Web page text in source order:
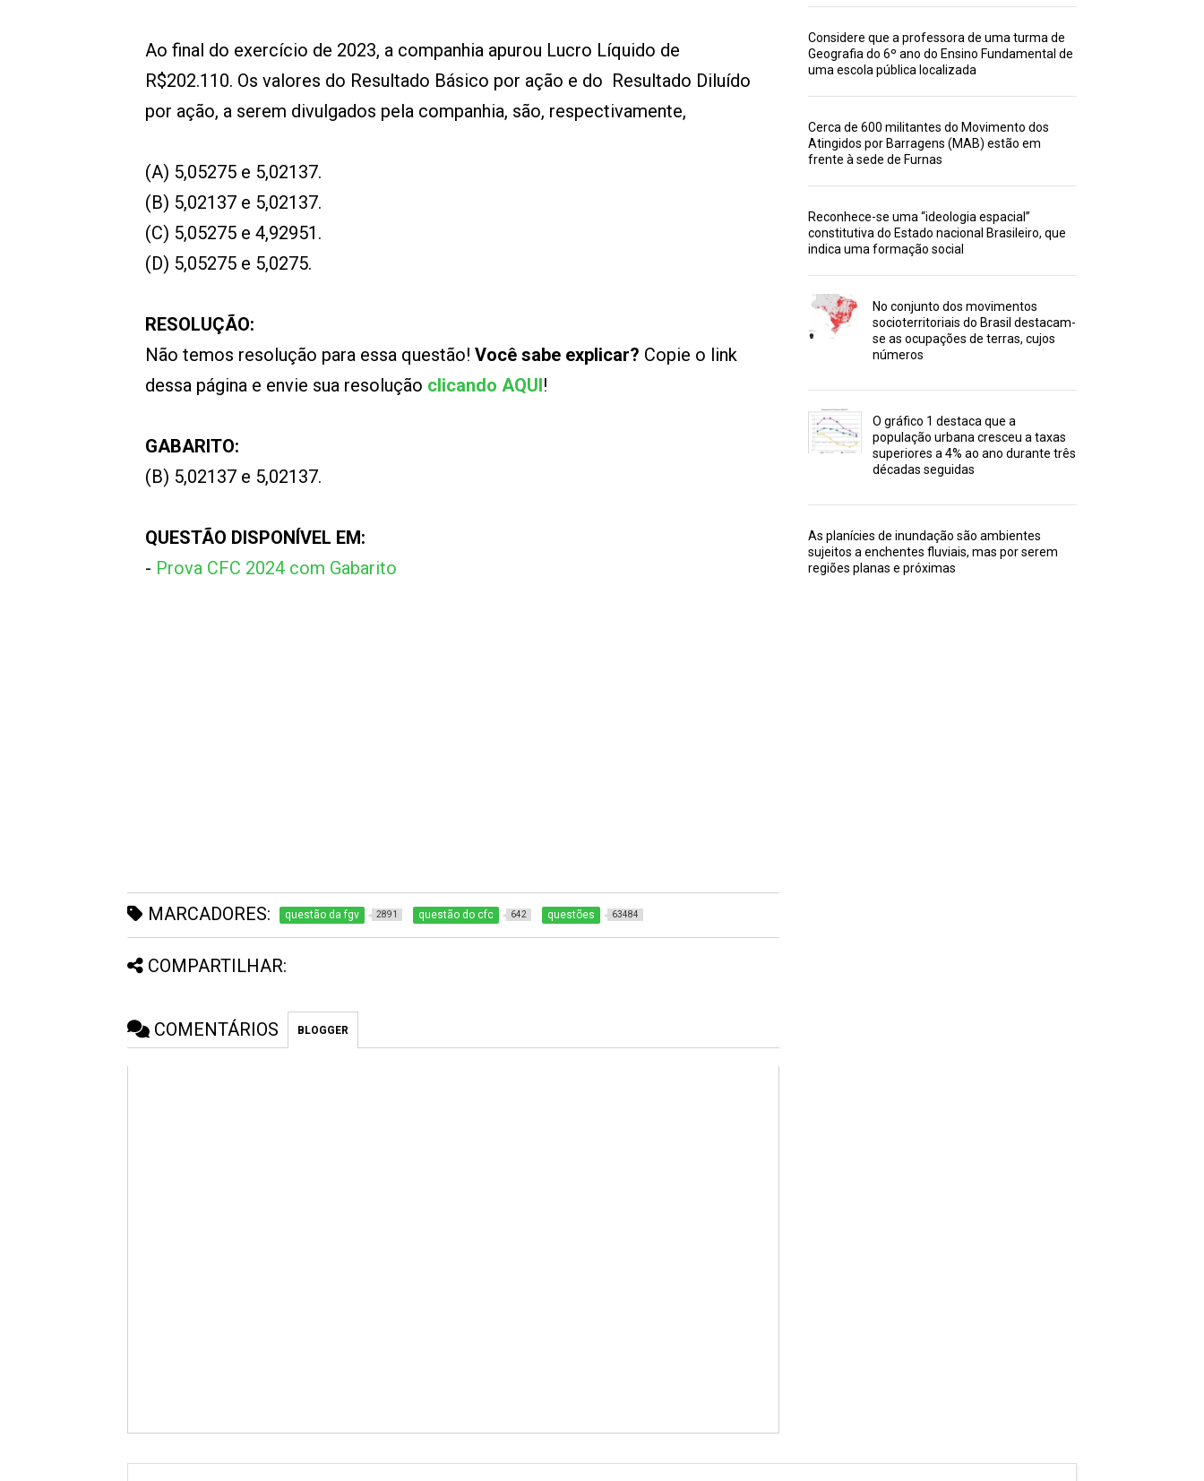
Ao final do exercício de 2023, a companhia apurou Lucro Líquido de
R$202.110. Os valores do Resultado Básico por ação e do Resultado Diluído
por ação, a serem divulgados pela companhia, são, respectivamente,
(A) 5,05275 e 5,02137.
(B) 5,02137 e 5,02137.
(C) 5,05275 e 4,92951.
(D) 5,05275 e 5,0275.
RESOLUÇÃO:
Não temos resolução para essa questão! Você sabe explicar? Copie o link
dessa página e envie sua resolução clicando AQUI!
GABARITO:
(B) 5,02137 e 5,02137.
QUESTÃO DISPONÍVEL EM:
- Prova CFC 2024 com Gabarito
MARCADORES: questão da fgv 2891 questão do cfc 642 questões 63484
COMPARTILHAR:
COMENTÁRIOS BLOGGER
Considere que a professora de uma turma de
Geografia do 6º ano do Ensino Fundamental de
uma escola pública localizada
Cerca de 600 militantes do Movimento dos
Atingidos por Barragens (MAB) estão em
frente à sede de Furnas
Reconhece-se uma “ideologia espacial”
constitutiva do Estado nacional Brasileiro, que
indica uma formação social
No conjunto dos movimentos
socioterritoriais do Brasil destacam-
se as ocupações de terras, cujos
números
O gráfico 1 destaca que a
população urbana cresceu a taxas
superiores a 4% ao ano durante três
décadas seguidas
As planícies de inundação são ambientes
sujeitos a enchentes fluviais, mas por serem
regiões planas e próximas